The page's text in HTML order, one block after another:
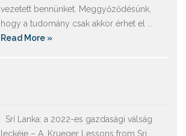
vezetett bennünket. Meggyőződésünk,
hogy a tudomány csak akkor érhet el ...
Read More »
Srí Lanka: a 2022-es gazdasági válság
leckéje – A. Krueger Lessons from Sri